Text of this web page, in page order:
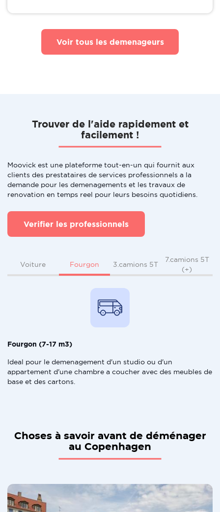
Voir tous les demenageurs
Trouver de l'aide rapidement et
facilement !
Moovick est une plateforme tout-en-un qui fournit aux
clients des prestataires de services professionnels a la
demande pour les demenagements et les travaux de
renovation en temps reel pour leurs besoins quotidiens.
Verifier les professionnels
Voiture Fourgon 3.camions 5T
7.camions 5T
(+)
Fourgon (7-17 m3)
Ideal pour le demenagement d'un studio ou d'un
appartement d'une chambre a coucher avec des meubles de
base et des cartons.
Choses à savoir avant de déménager
au Copenhagen